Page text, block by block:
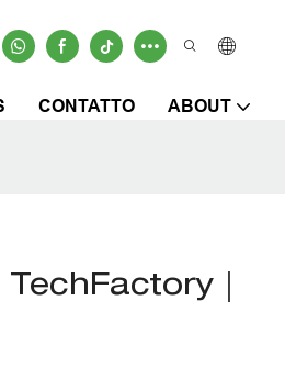
CONTATTO ABOUT
｜